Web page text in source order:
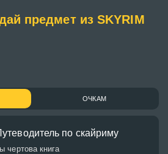
предмет из SKYRIM
ОЧКАМ
по скайриму
чертова книга